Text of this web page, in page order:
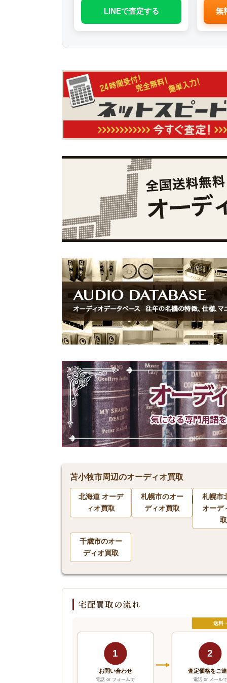
LINEで査定する 無
苫小牧市周辺のオーディオ買取
北海道 オーデ
ィオ買取
札幌市のオー
ディオ買取
札幌市
オーデ
取
千歳市のオー
ディオ買取
宅配買取の流れ
送料
1
お問い合わせ
電話 or フォームで
2
査定価格をご
電話 or メール